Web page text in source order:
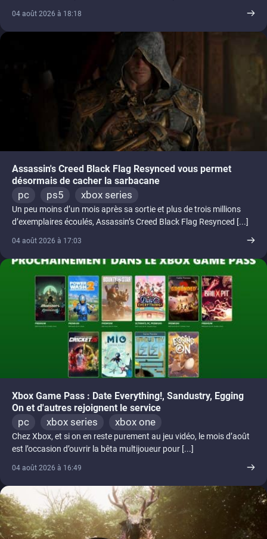
04 août 2026 à 18:18
Assassin's Creed Black Flag Resynced vous permet
désormais de cacher la sarbacane
pc ps5 xbox series
Un peu moins d’un mois après sa sortie et plus de trois millions
d’exemplaires écoulés, Assassin’s Creed Black Flag Resynced [...]
04 août 2026 à 17:03
Xbox Game Pass : Date Everything!, Sandustry, Egging
On et d'autres rejoignent le service
pc xbox series xbox one
Chez Xbox, et si on en reste purement au jeu vidéo, le mois d’août
est l’occasion d’ouvrir la bêta multijoueur pour [...]
04 août 2026 à 16:49